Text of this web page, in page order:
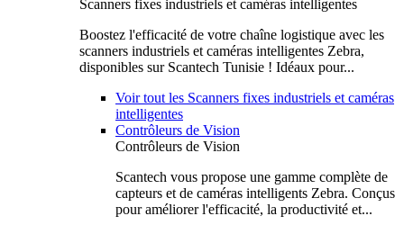
Scanners fixes industriels et caméras intelligentes
Boostez l'efficacité de votre chaîne logistique avec les
scanners industriels et caméras intelligentes Zebra,
disponibles sur Scantech Tunisie ! Idéaux pour...
Voir tout les Scanners fixes industriels et caméras
intelligentes
Contrôleurs de Vision
Contrôleurs de Vision
Scantech vous propose une gamme complète de
capteurs et de caméras intelligents Zebra. Conçus
pour améliorer l'efficacité, la productivité et...